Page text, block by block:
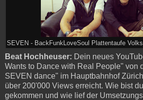
SEVEN - BackFunkLoveSoul Plattentaufe
Beat Hochheuser: Dein neues
Wants to Dance with Real People" von
SEVEN dance" im Hauptbahnhof
über 200'000 Views erreicht. Wie bist
gekommen und wie lief der